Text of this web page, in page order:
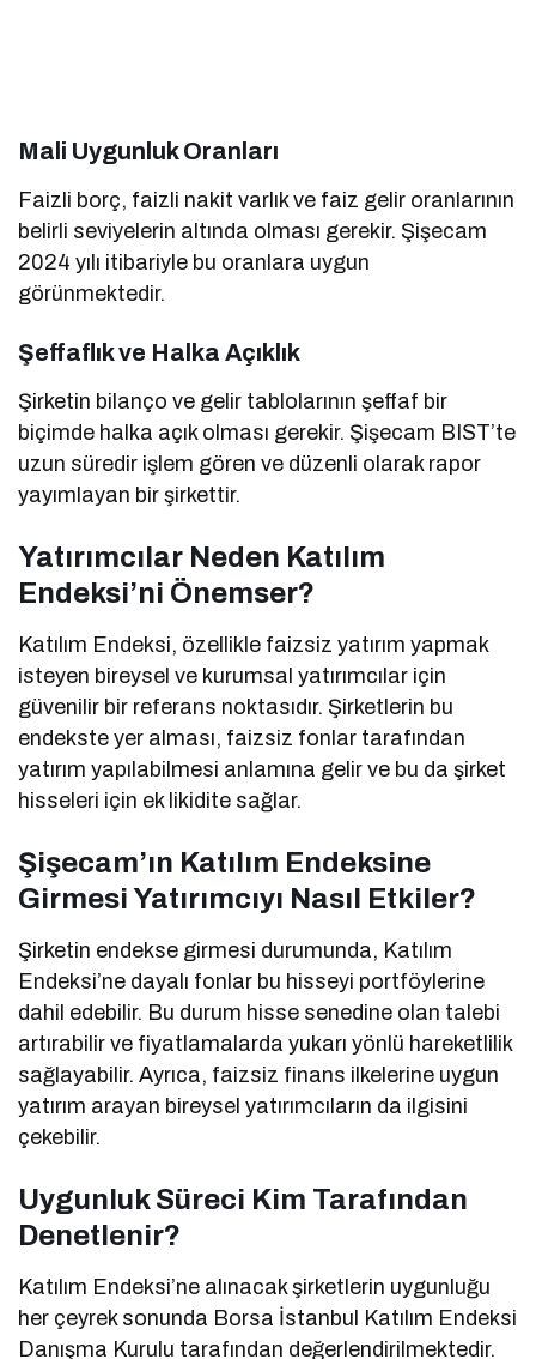
Mali Uygunluk Oranları
Faizli borç, faizli nakit varlık ve faiz gelir oranlarının
belirli seviyelerin altında olması gerekir. Şişecam
2024 yılı itibariyle bu oranlara uygun
görünmektedir.
Şeffaflık ve Halka Açıklık
Şirketin bilanço ve gelir tablolarının şeffaf bir
biçimde halka açık olması gerekir. Şişecam BIST’te
uzun süredir işlem gören ve düzenli olarak rapor
yayımlayan bir şirkettir.
Yatırımcılar Neden Katılım
Endeksi’ni Önemser?
Katılım Endeksi, özellikle faizsiz yatırım yapmak
isteyen bireysel ve kurumsal yatırımcılar için
güvenilir bir referans noktasıdır. Şirketlerin bu
endekste yer alması, faizsiz fonlar tarafından
yatırım yapılabilmesi anlamına gelir ve bu da şirket
hisseleri için ek likidite sağlar.
Şişecam’ın Katılım Endeksine
Girmesi Yatırımcıyı Nasıl Etkiler?
Şirketin endekse girmesi durumunda, Katılım
Endeksi’ne dayalı fonlar bu hisseyi portföylerine
dahil edebilir. Bu durum hisse senedine olan talebi
artırabilir ve fiyatlamalarda yukarı yönlü hareketlilik
sağlayabilir. Ayrıca, faizsiz finans ilkelerine uygun
yatırım arayan bireysel yatırımcıların da ilgisini
çekebilir.
Uygunluk Süreci Kim Tarafından
Denetlenir?
Katılım Endeksi’ne alınacak şirketlerin uygunluğu
her çeyrek sonunda Borsa İstanbul Katılım Endeksi
Danışma Kurulu tarafından değerlendirilmektedir.